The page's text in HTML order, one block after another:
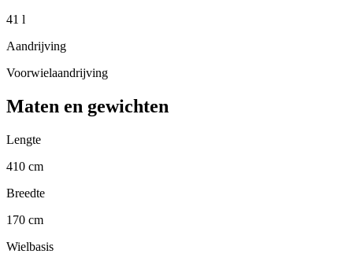
41 l
Aandrijving
Voorwielaandrijving
Maten en gewichten
Lengte
410 cm
Breedte
170 cm
Wielbasis